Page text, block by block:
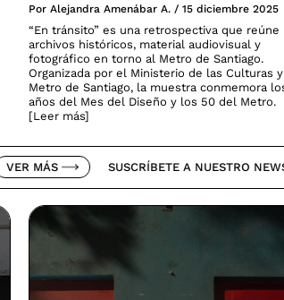
Por Alejandra Amenábar A. / 15 diciembre 2025
“En tránsito” es una retrospectiva que reúne
archivos históricos, material audiovisual y
fotográfico en torno al Metro de Santiago.
Organizada por el Ministerio de las Culturas
Metro de Santiago, la muestra conmemora
años del Mes del Diseño y los 50 del Metro.
[Leer más]
SUSCRÍBETE A NUESTRO NEWSLETTER